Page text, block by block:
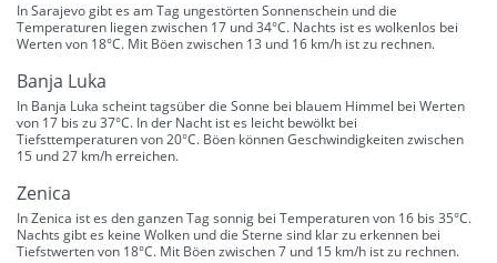
In Sarajevo gibt es am Tag ungestörten Sonnenschein und die
Temperaturen liegen zwischen 17 und 34°C. Nachts ist es wolkenlos bei
Werten von 18°C. Mit Böen zwischen 13 und 16 km/h ist zu rechnen.
Banja Luka
In Banja Luka scheint tagsüber die Sonne bei blauem Himmel bei Werten
von 17 bis zu 37°C. In der Nacht ist es leicht bewölkt bei
Tiefsttemperaturen von 20°C. Böen können Geschwindigkeiten zwischen
15 und 27 km/h erreichen.
Zenica
In Zenica ist es den ganzen Tag sonnig bei Temperaturen von 16 bis 35°C.
Nachts gibt es keine Wolken und die Sterne sind klar zu erkennen bei
Tiefstwerten von 18°C. Mit Böen zwischen 7 und 15 km/h ist zu rechnen.